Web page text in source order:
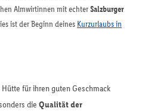
Almwirtinnen mit echterSalzburger
ist der Beginn deines Kurzurlaubs in
für ihren guten Geschmack
die Qualität der